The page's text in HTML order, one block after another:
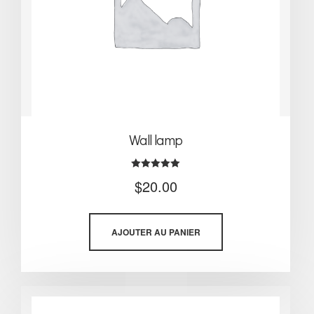
Wall lamp
5.00
sur 5
$20.00
AJOUTER AU PANIER